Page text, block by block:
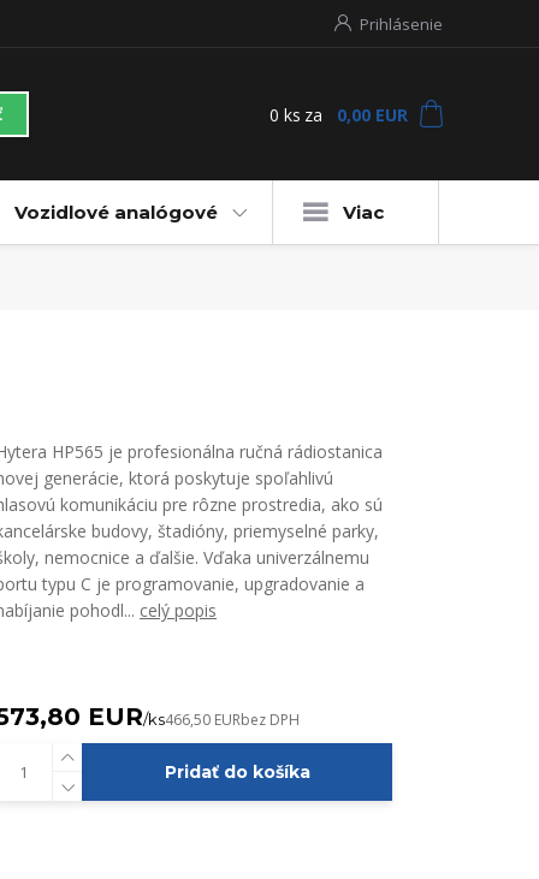
Prihlásenie
0 ks za 0,00 EUR
Vozidlové analógové Viac
HP565 je profesionálna ručná rádiostanica
generácie, ktorá poskytuje spoľahlivú
komunikáciu pre rôzne prostredia, ako sú
budovy, štadióny, priemyselné parky,
nemocnice a ďalšie. Vďaka univerzálnemu
typu C je programovanie, upgradovanie a
pohodl... celý popis
EUR/ks466,50 EURbez DPH
Pridať do košíka